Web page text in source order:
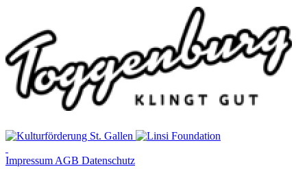
Impressum AGB Datenschutz